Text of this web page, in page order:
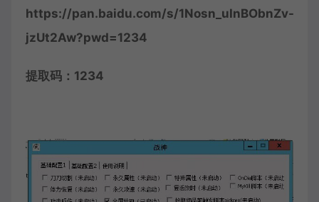
https://pan.baidu.com/s/1Nosn_uInBObnZv-
jzUt2Aw?pwd=1234
提取码：1234